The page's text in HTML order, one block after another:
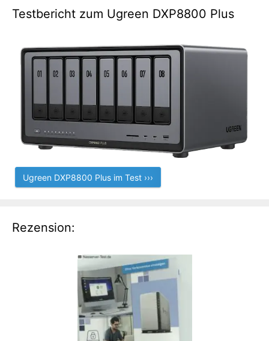
Testbericht zum Ugreen DXP8800 Plus
Ugreen DXP8800 Plus im Test ›››
Rezension: